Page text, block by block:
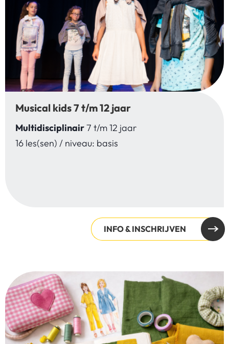
Musical kids 7 t/m 12 jaar
Multidisciplinair7 t/m 12 jaar
16 les(sen) / niveau: basis
INFO & INSCHRIJVEN